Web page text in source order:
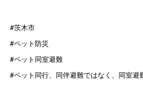
#茨木市
#ペット防災
#ペット同室避難
#ペット同行、同伴避難ではなく、同室